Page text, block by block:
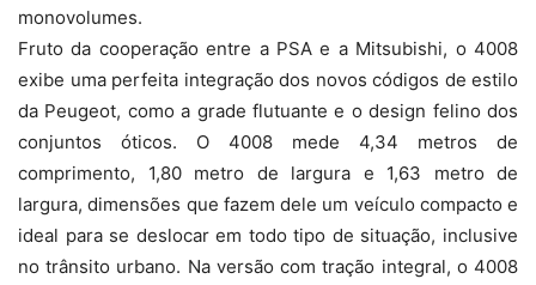
monovolumes.
Fruto da cooperação entre a PSA e a Mitsubishi, o 4008
exibe uma perfeita integração dos novos códigos de estilo
da Peugeot, como a grade flutuante e o design felino dos
conjuntos óticos. O 4008 mede 4,34 metros de
comprimento, 1,80 metro de largura e 1,63 metro de
largura, dimensões que fazem dele um veículo compacto e
ideal para se deslocar em todo tipo de situação, inclusive
no trânsito urbano. Na versão com tração integral, o 4008